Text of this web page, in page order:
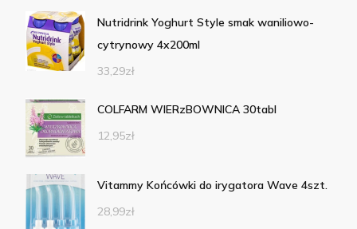
Nutridrink Yoghurt Style smak waniliowo-
cytrynowy 4x200ml
33,29zł
COLFARM WIERzBOWNICA 30tabl
12,95zł
Vitammy Końcówki do irygatora Wave 4szt.
28,99zł